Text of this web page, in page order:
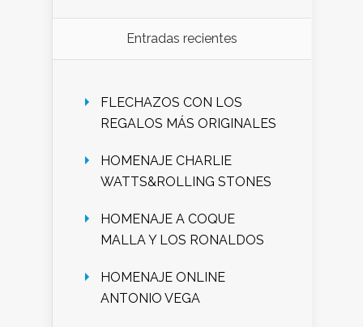
Entradas recientes
FLECHAZOS CON LOS
REGALOS MÁS ORIGINALES
HOMENAJE CHARLIE
WATTS&ROLLING STONES
HOMENAJE A COQUE
MALLA Y LOS RONALDOS
HOMENAJE ONLINE
ANTONIO VEGA